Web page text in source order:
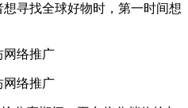
寻找全球好物时，第一时间想